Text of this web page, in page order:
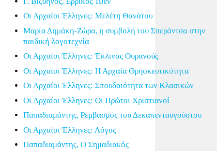
Οι Αρχαίοι Έλληνες: Μελέτη Θανάτου
Μαρία Δημάκη-Ζώρα, η συμβολή του Σπεράντσα στην
παιδική λογοτεχνία
Οι Αρχαίοι Έλληνες: Έκλινας Ουρανούς
Οι Αρχαίοι Έλληνες: Η Αρχαία Θρησκευτικότητα
Οι Αρχαίοι Έλληνες: Σπουδαιότητα των Κλασικών
Οι Αρχαίοι Έλληνες: Οι Πρώτοι Χριστιανοί
Παπαδιαμάντης, Ρεμβασμός του Δεκαπενταυγούστου
Οι Αρχαίοι Έλληνες: Λόγος
Παπαδιαμάντης, Ο Σημαδιακός